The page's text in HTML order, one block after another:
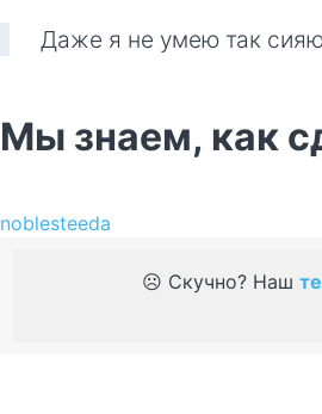
Даже я не умею так
Мы знаем, как
noblesteeda
☹️ Скучно? Наш